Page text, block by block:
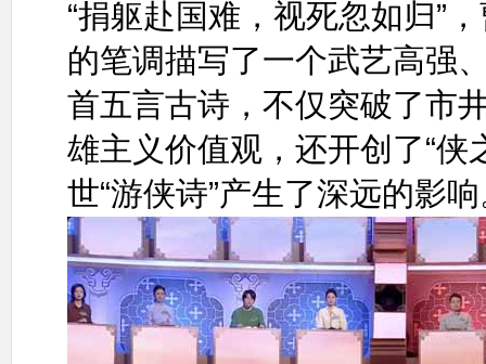
“捐躯赴国难，视死忽如归”
的笔调描写了一个武艺高强
首五言古诗，不仅突破了市
雄主义价值观，还开创了“侠
世“游侠诗”产生了深远的影